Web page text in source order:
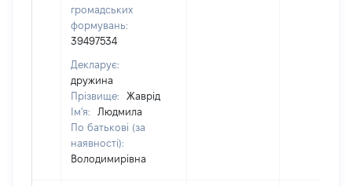
громадських
формувань:
39497534
Декларує:
дружина
Прізвище:
Жаврід
Ім'я:
Людмила
По батькові (за
наявності):
Володимирівна